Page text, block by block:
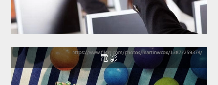
電 影